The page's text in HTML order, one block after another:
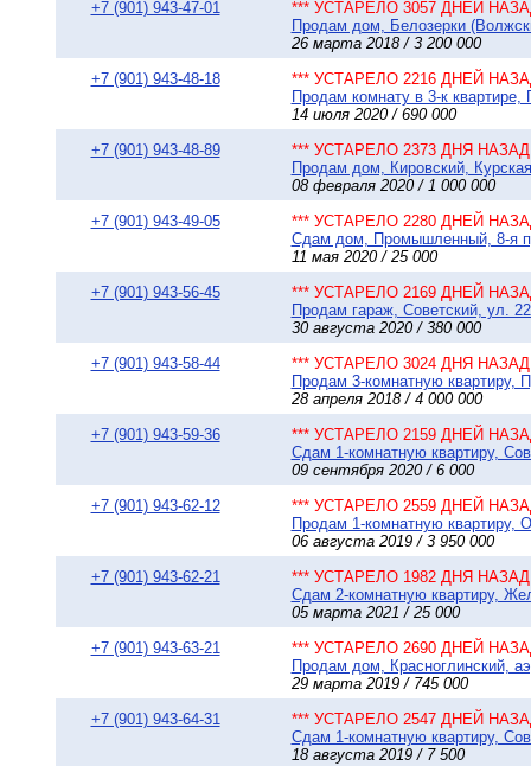
+7 (901) 943-47-01
*** УСТАРЕЛО 3057 ДНЕЙ
Продам дом, Белозерки
26 марта 2018 / 3 200 000
+7 (901) 943-48-18
*** УСТАРЕЛО 2216 ДНЕЙ
Продам комнату в 3-к
14 июля 2020 / 690 000
+7 (901) 943-48-89
*** УСТАРЕЛО 2373 ДНЯ НАЗАД
Продам дом, Кировский,
08 февраля 2020 / 1 000 000
+7 (901) 943-49-05
*** УСТАРЕЛО 2280 ДНЕЙ
Сдам дом, Промышленный, 8-я
11 мая 2020 / 25 000
+7 (901) 943-56-45
*** УСТАРЕЛО 2169 ДНЕЙ
Продам гараж, Советский, ул.
30 августа 2020 / 380 000
+7 (901) 943-58-44
*** УСТАРЕЛО 3024 ДНЯ НАЗАД
Продам 3-комнатную квартиру,
28 апреля 2018 / 4 000 000
+7 (901) 943-59-36
*** УСТАРЕЛО 2159 ДНЕЙ
Сдам 1-комнатную квартиру,
09 сентября 2020 / 6 000
+7 (901) 943-62-12
*** УСТАРЕЛО 2559 ДНЕЙ
Продам 1-комнатную квартиру,
06 августа 2019 / 3 950 000
+7 (901) 943-62-21
*** УСТАРЕЛО 1982 ДНЯ НАЗАД
Сдам 2-комнатную квартиру,
05 марта 2021 / 25 000
+7 (901) 943-63-21
*** УСТАРЕЛО 2690 ДНЕЙ
Продам дом, Красноглинский,
29 марта 2019 / 745 000
+7 (901) 943-64-31
*** УСТАРЕЛО 2547 ДНЕЙ
Сдам 1-комнатную квартиру,
18 августа 2019 / 7 500